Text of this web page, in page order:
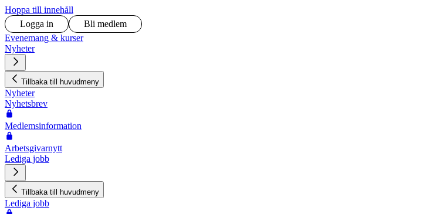
Hoppa till innehåll
Logga in
Bli medlem
Evenemang & kurser
Nyheter
Tillbaka till huvudmeny
Nyheter
Nyhetsbrev
Medlemsinformation
Arbetsgivarnytt
Lediga jobb
Tillbaka till huvudmeny
Lediga jobb